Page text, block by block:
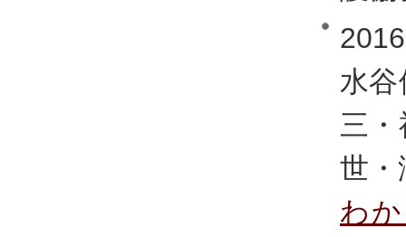
水
三
世・
わ